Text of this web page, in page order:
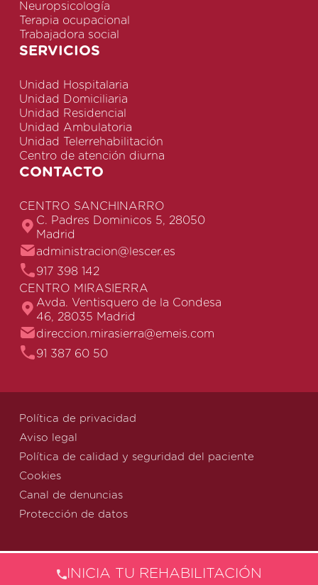
Neuropsicología
Terapia ocupacional
Trabajadora social
SERVICIOS
Unidad Hospitalaria
Unidad Domiciliaria
Unidad Residencial
Unidad Ambulatoria
Unidad Telerrehabilitación
Centro de atención diurna
CONTACTO
CENTRO SANCHINARRO
C. Padres Dominicos 5, 28050
Madrid
administracion@lescer.es
917 398 142
CENTRO MIRASIERRA
Avda. Ventisquero de la Condesa
46, 28035 Madrid
direccion.mirasierra@emeis.com
91 387 60 50
Política de privacidad
Aviso legal
Política de calidad y seguridad del paciente
Cookies
Canal de denuncias
Protección de datos
INICIA TU REHABILITACIÓN